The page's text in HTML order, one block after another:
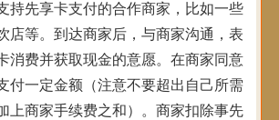
持先享卡支付的合作商家，比如一些
店等。到达商家后，与商家沟通，表
消费并获取现金的意愿。在商家同意
付一定金额（注意不要超出自己所需
上商家手续费之和）。商家扣除事先